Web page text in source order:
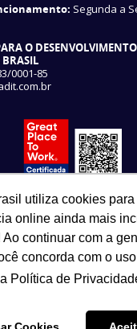
utiliza cookies para
online ainda mais
Ao continuar com a
concorda com o
Política de
Segunda a
O
0001-85
Copyright © 2021